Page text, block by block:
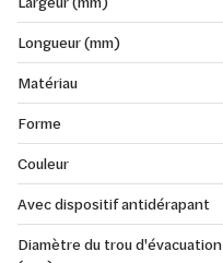
Longueur (mm)
Matériau
Forme
Couleur
Avec dispositif antidérapant
Diamètre du trou d'évacuation